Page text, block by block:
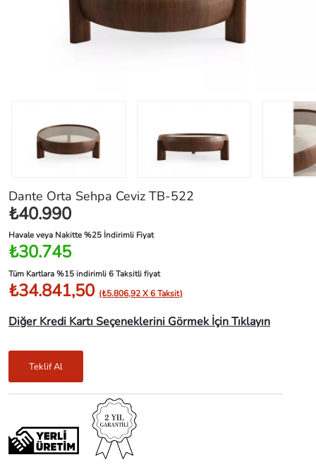
Dante Orta Sehpa Ceviz TB-522
₺40.990
Havale veya Nakitte %25 İndirimli Fiyat
₺30.745
Tüm Kartlara %15 indirimli 6 Taksitli fiyat
₺34.841,50 (₺5.806,92 X 6 Taksit)
Diğer Kredi Kartı Seçeneklerini Görmek İçin Tıklayın
Teklif Al